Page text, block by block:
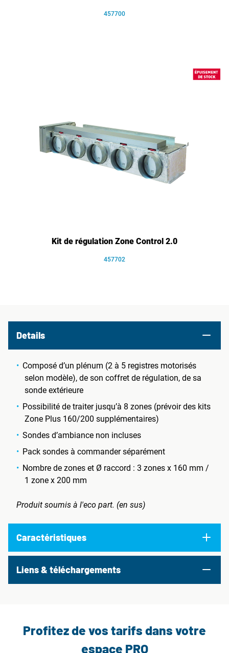
457700
Kit de régulation Zone Control 2.0
457702
Details
Composé d’un plénum (2 à 5 registres motorisés
selon modèle), de son coffret de régulation, de sa
sonde extérieure
Possibilité de traiter jusqu’à 8 zones (prévoir des kits
Zone Plus 160/200 supplémentaires)
Sondes d’ambiance non incluses
Pack sondes à commander séparément
Nombre de zones et Ø raccord : 3 zones x 160 mm /
1 zone x 200 mm
Produit soumis à l'eco part. (en sus)
Caractéristiques
Liens & téléchargements
Profitez de vos tarifs dans votre
espace PRO